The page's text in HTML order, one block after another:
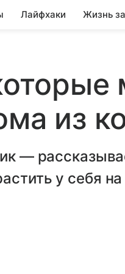
Лайфхаки Жизнь
из
—
у себя на